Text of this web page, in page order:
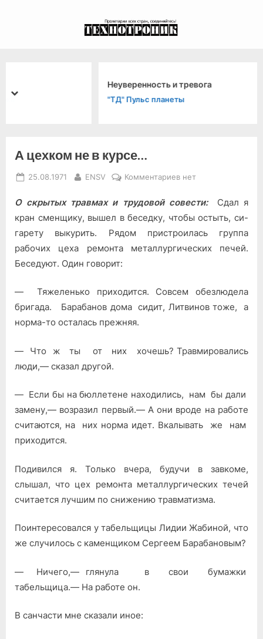
Неуверенность и тревога
"ТД" Пульс планеты
prev
next
А цехком не в курсе…
Posted
25.08.1971 By
ENSV Комментариевк
А
цехком
курсе…
нет
О скрытых травмах и трудовой совести:
Сдал я
кран сменщику, вышел в беседку, чтобы остыть, си­
гарету выкурить. Рядом пристрои­лась группа
рабочих цеха ремонта металлургических печей.
Беседуют. Один говорит:
— Тяжеленько приходится. Со­всем обезлюдела
бригада. Бараба­нов дома сидит, Литвинов тоже, а
норма-то осталась прежняя.
— Что ж ты от них хочешь? Травмировались
люди,— сказал дру­гой.
— Если бы на бюллетене находи­лись, нам бы дали
замену,— возразил первый.— А они вроде на рабо­те
считаются, на них норма идет. Вкалывать же нам
приходится.
Подивился я. Только вчера, буду­чи в завкоме,
слышал, что цех ре­монта металлургических течей
счи­тается лучшим по снижению трав­матизма.
Поинтересовался у табельщицы Лидии Жабиной, что
же случилось с каменщиком Сергеем Барабановым?
— Ничего,— глянула в свои бу­мажки
табельщица.— На работе он.
В санчасти мне сказали иное: